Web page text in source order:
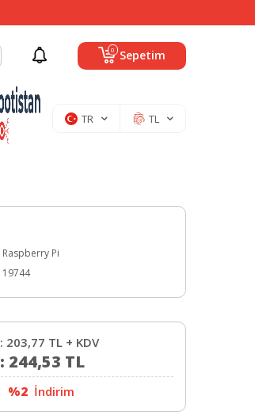
0 Sepetim
TR TL
Raspberry Pi
19744
: 203,77 TL + KDV
: 244,53 TL
%2 İndirim